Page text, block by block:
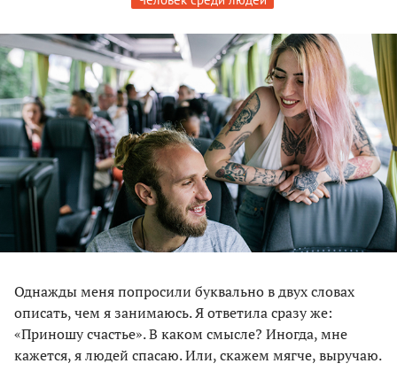
Однажды меня попросили буквально в двух словах
описать, чем я занимаюсь. Я ответила сразу же:
«Приношу счастье». В каком смысле? Иногда, мне
кажется, я людей спасаю. Или, скажем мягче, выручаю.